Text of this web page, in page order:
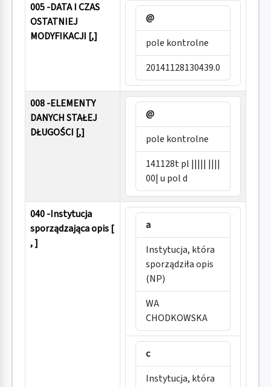
005 -DATA I CZAS
OSTATNIEJ
MODYFIKACJI [,]
@
pole kontrolne
20141128130439.0
008 -ELEMENTY
DANYCH STAŁEJ
DŁUGOŚCI [,]
@
pole kontrolne
141128t pl ||||| ||||
00| u pol d
040 -Instytucja
sporządzająca opis [
, ]
a
Instytucja, która
sporządziła opis
(NP)
WA
CHODKOWSKA
c
Instytucja, która